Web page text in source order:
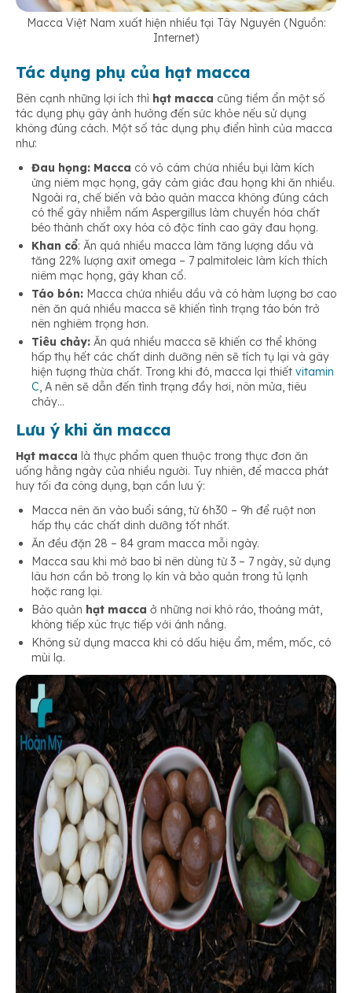
Macca Việt Nam xuất hiện nhiều tại Tây Nguyên (Nguồn:
Internet)
Tác dụng phụ của hạt macca
Bên cạnh những lợi ích thì hạt macca cũng tiềm ẩn một số
tác dụng phụ gây ảnh hưởng đến sức khỏe nếu sử dụng
không đúng cách. Một số tác dụng phụ điển hình của macca
như:
Đau họng: Macca có vỏ cám chứa nhiều bụi làm kích
ứng niêm mạc họng, gây cảm giác đau họng khi ăn nhiều.
Ngoài ra, chế biến và bảo quản macca không đúng cách
có thể gây nhiễm nấm Aspergillus làm chuyển hóa chất
béo thành chất oxy hóa có độc tính cao gây đau họng.
Khan cổ: Ăn quá nhiều macca làm tăng lượng dầu và
tăng 22% lượng axit omega – 7 palmitoleic làm kích thích
niêm mạc họng, gây khan cổ.
Táo bón: Macca chứa nhiều dầu và có hàm lượng bơ cao
nên ăn quá nhiều macca sẽ khiến tình trạng táo bón trở
nên nghiêm trọng hơn.
Tiêu chảy: Ăn quá nhiều macca sẽ khiến cơ thể không
hấp thụ hết các chất dinh dưỡng nên sẽ tích tụ lại và gây
hiện tượng thừa chất. Trong khi đó, macca lại thiết vitamin
C, A nên sẽ dẫn đến tình trạng đầy hơi, nôn mửa, tiêu
chảy…
Lưu ý khi ăn macca
Hạt macca là thực phẩm quen thuộc trong thực đơn ăn
uống hằng ngày của nhiều người. Tuy nhiên, để macca phát
huy tối đa công dụng, bạn cần lưu ý:
Macca nên ăn vào buổi sáng, từ 6h30 – 9h để ruột non
hấp thụ các chất dinh dưỡng tốt nhất.
Ăn đều đặn 28 – 84 gram macca mỗi ngày.
Macca sau khi mở bao bì nên dùng từ 3 – 7 ngày, sử dụng
lâu hơn cần bỏ trong lọ kín và bảo quản trong tủ lạnh
hoặc rang lại.
Bảo quản hạt macca ở những nơi khô ráo, thoáng mát,
không tiếp xúc trực tiếp với ánh nắng.
Không sử dụng macca khi có dấu hiệu ẩm, mềm, mốc, có
mùi lạ.